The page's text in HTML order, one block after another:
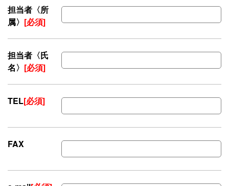
担当者〈所
属〉 [必須]
担当者〈氏
名〉 [必須]
TEL[必須]
FAX